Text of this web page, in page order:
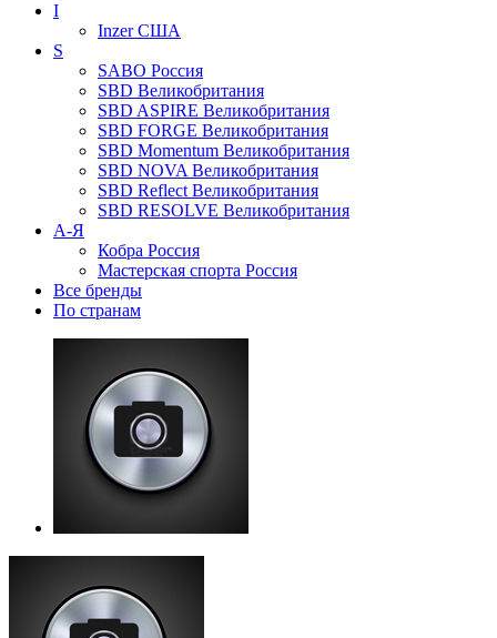
I
InzerСША
S
SABO Россия
SBD Великобритания
SBD ASPIRE Великобритания
SBD FORGE Великобритания
SBD Momentum Великобритания
SBD NOVA Великобритания
SBD Reflect Великобритания
SBD RESOLVE Великобритания
А-Я
Кобра Россия
Мастерская спорта Россия
Все бренды
По странам